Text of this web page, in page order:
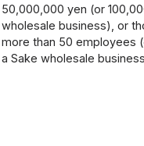
50,000,000 yen (or
wholesale business), or
more than 50 employees
a Sake wholesale